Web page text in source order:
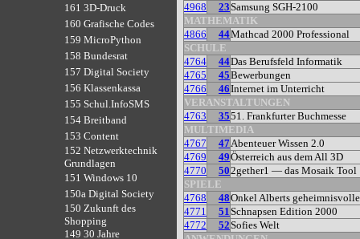
161 3D-Druck
160 Grafische Codes
159 MicroPython
158 Bundesrat
157 Digital Society
156 Klassenkassa
155 Schul.InfoSMS
154 Breitband
153 Content
152 Netzwerktechnik
Grundlagen
151 Windows 10
150a Digital Society
150 Zukunft des
Shopping
149 30 Jahre
4968
23Samsung SGH-2100
MATHEMATIK
4866
44Mathcad 2000 Professional
SCHULE
4764
44Das Berufsfeld Informatik
4765
45Bewerbungen
4766
46Internet im Unterricht
VERANSTALTUNGEN
4763
3551. Frankfurter Buchmesse
MULTIMEDIA
4767
47Abenteuer Wissen 2.0
4769
49Österreich aus dem All 3D
4770
502gether1 — das Mosaik Tool
SPIELE
4768
48Onkel Alberts
4771
51Schnapsen Edition 2000
4772
52Sofies Welt